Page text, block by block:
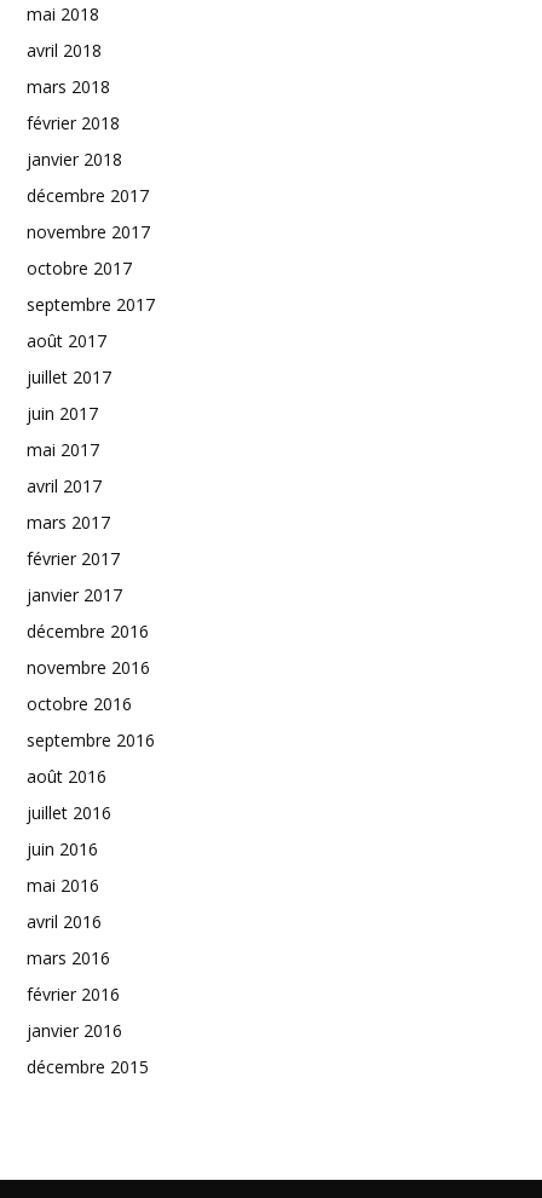
mai 2018
avril 2018
mars 2018
février 2018
janvier 2018
décembre 2017
novembre 2017
octobre 2017
septembre 2017
août 2017
juillet 2017
juin 2017
mai 2017
avril 2017
mars 2017
février 2017
janvier 2017
décembre 2016
novembre 2016
octobre 2016
septembre 2016
août 2016
juillet 2016
juin 2016
mai 2016
avril 2016
mars 2016
février 2016
janvier 2016
décembre 2015